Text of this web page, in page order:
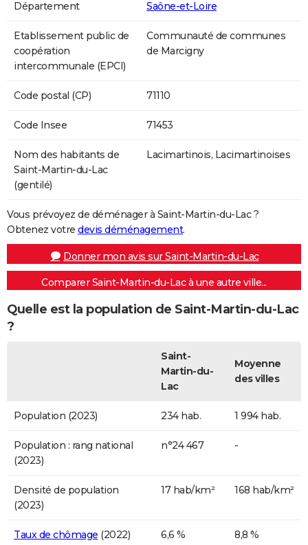
Département Saône-et-Loire
Etablissement public de
coopération
intercommunale (EPCI)
Communauté de communes
de Marcigny
Code postal (CP) 71110
Code Insee 71453
Nom des habitants de
Saint-Martin-du-Lac
(gentilé)
Lacimartinois, Lacimartinoises
Vous prévoyez de déménager à Saint-Martin-du-Lac ?
Obtenez votre devis déménagement.
Donner mon avis sur Saint-Martin-du-Lac
Comparer Saint-Martin-du-Lac à une autre ville...
Quelle est la population de Saint-Martin-du-Lac
?
Saint-
Martin-du-
Lac
Moyenne
des villes
Population (2023) 234 hab. 1 994 hab.
Population : rang national
(2023)
n°24 467 -
Densité de population
(2023)
17 hab/km² 168 hab/km²
Taux de chômage (2022) 6,6 % 8,8 %